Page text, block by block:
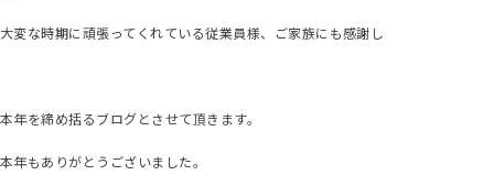
大変な時期に頑張ってくれている従業員様、ご家族にも感謝し
本年を締め括るブログとさせて頂きます。
本年もありがとうございました。